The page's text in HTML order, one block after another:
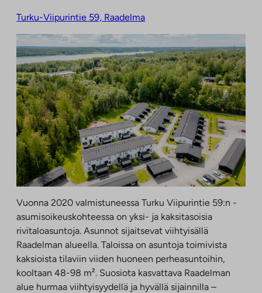
Turku-Viipurintie 59, Raadelma
Vuonna 2020 valmistuneessa Turku Viipurintie 59:n -
asumisoikeuskohteessa on yksi- ja kaksitasoisia
rivitaloasuntoja. Asunnot sijaitsevat viihtyisällä
Raadelman alueella. Taloissa on asuntoja toimivista
kaksioista tilaviin viiden huoneen perheasuntoihin,
kooltaan 48-98 m². Suosiota kasvattava Raadelman
alue hurmaa viihtyisyydellä ja hyvällä sijainnilla –